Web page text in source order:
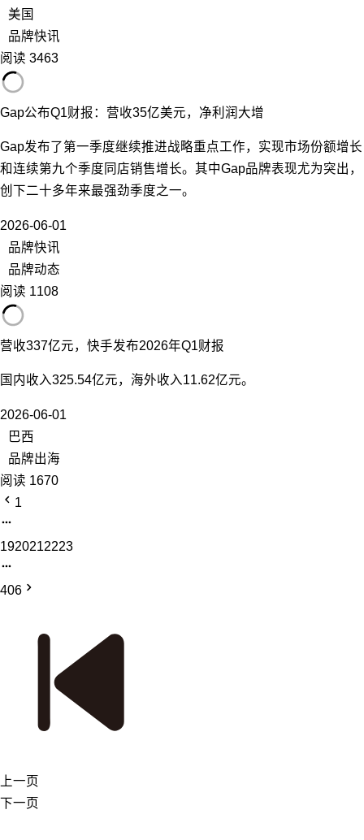
美国
品牌快讯
阅读 3463
Gap公布Q1财报：营收35亿美元，净利润大增
Gap发布了第一季度继续推进战略重点工作，实现市场份额增长
和连续第九个季度同店销售增长。其中Gap品牌表现尤为突出，
创下二十多年来最强劲季度之一。
2026-06-01
品牌快讯
品牌动态
阅读 1108
营收337亿元，快手发布2026年Q1财报
国内收入325.54亿元，海外收入11.62亿元。
2026-06-01
巴西
品牌出海
阅读 1670
1
1920212223
406
上一页
下一页